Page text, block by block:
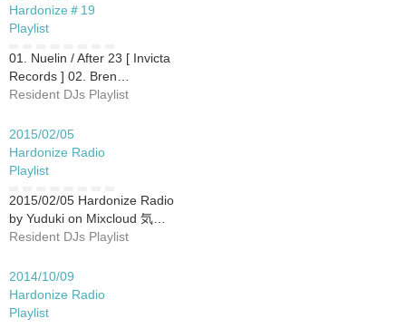
Hardonize＃19
Playlist
01. Nuelin / After 23 [ Invicta
Records ] 02. Bren…
Resident DJs Playlist
2015/02/05
Hardonize Radio
Playlist
2015/02/05 Hardonize Radio
by Yuduki on Mixcloud 気…
Resident DJs Playlist
2014/10/09
Hardonize Radio
Playlist